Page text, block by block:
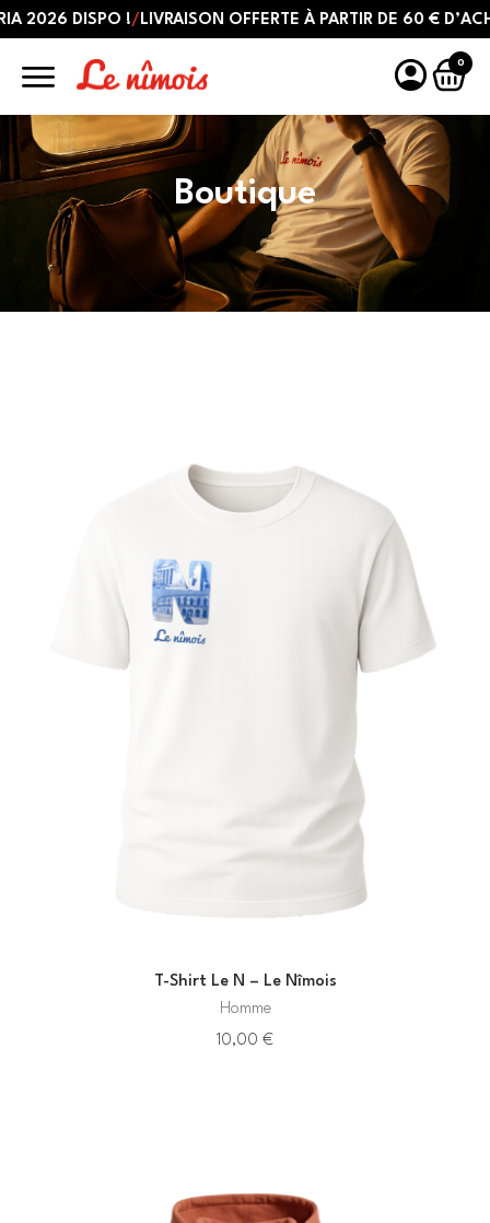
DISPO !/LIVRAISON OFFERTE À PARTIR DE 60 € D’ACHATS
0
Boutique
T-Shirt Le N – Le Nîmois
Homme
10,00 €